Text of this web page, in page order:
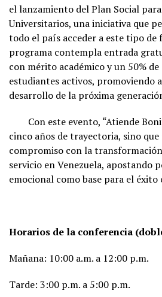
el lanzamiento del Plan Social
Universitarios, una iniciativa que
todo el país acceder a este tipo de
programa contempla entrada
con mérito académico y un 50%
estudiantes activos, promoviendo
desarrollo de la próxima
Con este evento, “Atiende
cinco años de trayectoria, sino
compromiso con la
servicio en Venezuela, apostando
emocional como base para el
Horarios de la conferencia
Mañana: 10:00 a.m. a 12:00 p.m.
Tarde: 3:00 p.m. a 5:00 p.m.